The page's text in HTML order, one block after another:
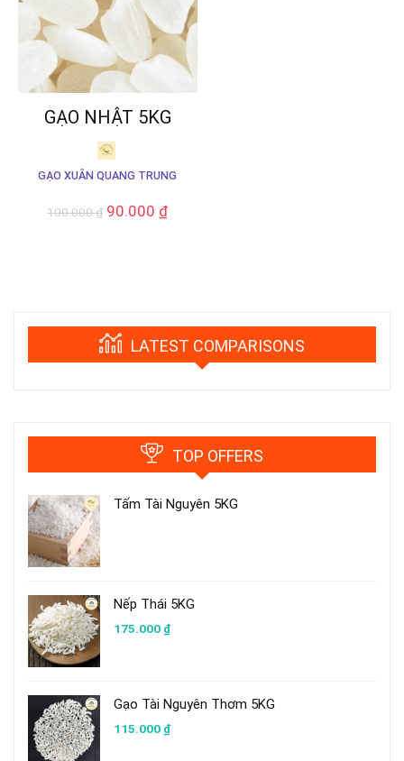
GẠO NHẬT 5KG
GẠO XUÂN QUANG TRUNG
100.000₫ 90.000 ₫
LATEST COMPARISONS
TOP OFFERS
Tấm Tài Nguyên 5KG
Nếp Thái 5KG
175.000 ₫
Gạo Tài Nguyên Thơm 5KG
115.000 ₫